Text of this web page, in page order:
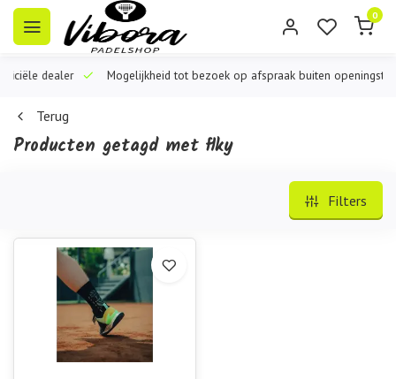
0
dealer Mogelijkheid tot bezoek op afspraak buiten openingstijden
Terug
Producten getagd met flky
Filters